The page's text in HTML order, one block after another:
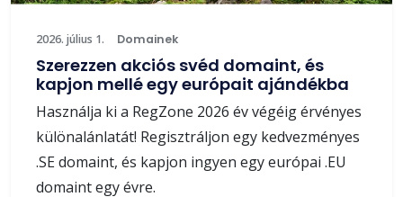
2026. július 1. Domainek
Szerezzen akciós svéd domaint, és
kapjon mellé egy európait ajándékba
Használja ki a RegZone 2026 év végéig érvényes
különalánlatát! Regisztráljon egy kedvezményes
.SE domaint, és kapjon ingyen egy európai .EU
domaint egy évre.